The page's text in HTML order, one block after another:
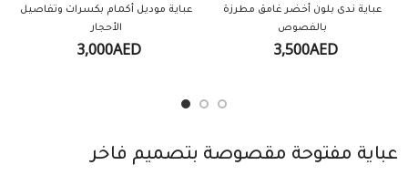
عباية موديل أكمام بكسرات وتفاصيل
الأحجار
3,000AED
عباية ندى بلون أخضر غامق مطرزة
بالفصوص
3,500AED
عباية مفتوحة مقصوصة بتصميم فاخر